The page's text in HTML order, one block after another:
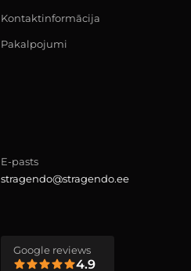
Kontaktinformācija
Pakalpojumi
E-pasts
stragendo@stragendo.ee
Google reviews
4.9